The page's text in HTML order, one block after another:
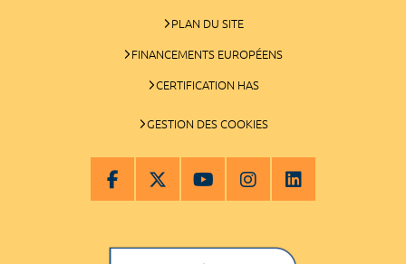
PLAN DU SITE
FINANCEMENTS EUROPÉENS
CERTIFICATION HAS
GESTION DES COOKIES